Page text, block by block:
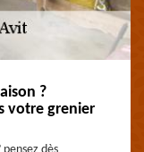
?
votre grenier